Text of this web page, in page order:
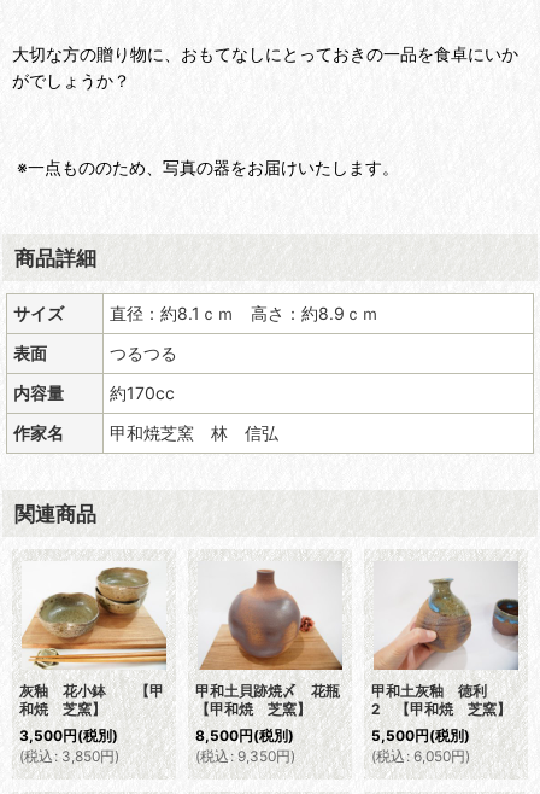
大切な方の贈り物に、おもてなしにとっておきの一品を食卓にいか
がでしょうか？
※一点もののため、写真の器をお届けいたします。
商品詳細
サイズ
直径：約8.1ｃｍ 高さ：約8.9ｃｍ
表面
つるつる
内容量
約170cc
作家名
甲和焼芝窯 林 信弘
関連商品
灰釉 花小鉢 【甲
和焼 芝窯】
3,500円(税別)
(税込: 3,850円)
甲和土貝跡焼〆 花瓶
【甲和焼 芝窯】
8,500円(税別)
(税込: 9,350円)
甲和土灰釉 徳利
2 【甲和焼 芝窯】
5,500円(税別)
(税込: 6,050円)